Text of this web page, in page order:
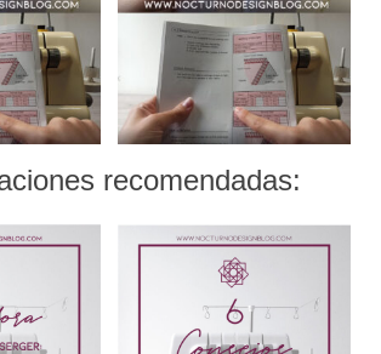
recomendadas: